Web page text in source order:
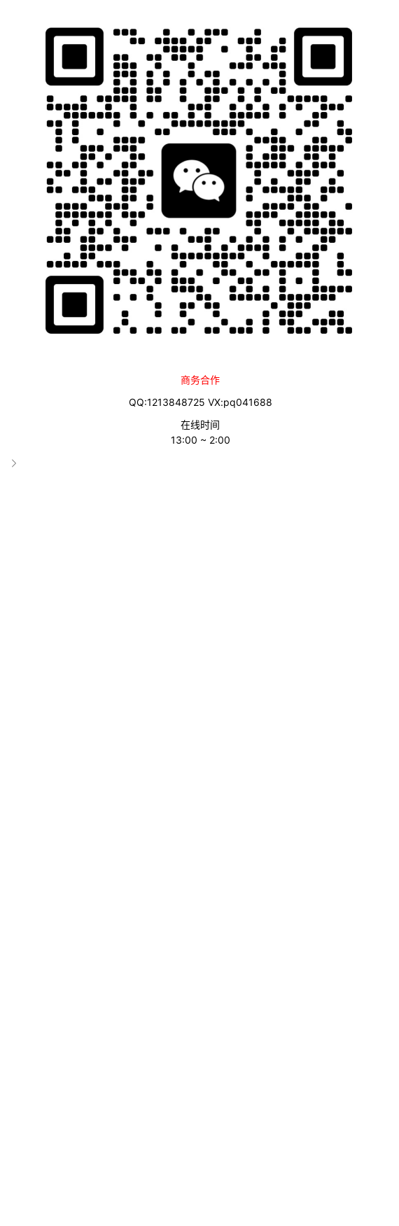
跨境百科 平台指南 正文
沃尔玛发布最新财报，收
石南 1793 2025-05-17
这一个季度，喜忧参半。
1.发布一季度财报
作为全球零售巨头，沃尔玛 发布业绩报告，总能在一定程度上反应市场变化。
今年以来，这个变化总体是平稳向前，但体现在财报上，便是喜忧参半。
2026财年一季度(截至今年5月2日的三个月业绩)，公司 总收入为
首次出现季度营收不及预期的情况;净利润为44.9亿美元，同比下降12.1%
，其中，美国电商销售额增长21%，
受季度业绩推动，调整后每股收益61美分，比预期高出3美分。但由于美国关税政策波
时，沃尔玛继续对本财年业绩抱以谨慎预期，预计本财年销售额增长3%-4%，调整后每
。沃尔玛首席财务
承受范围，也超出了任何零售商的承受范围。所以本月底消费者很可能看到价格上涨，
商务合作
QQ:1213848725 VX:pq041688
在线时间
13:00 ~ 2:00